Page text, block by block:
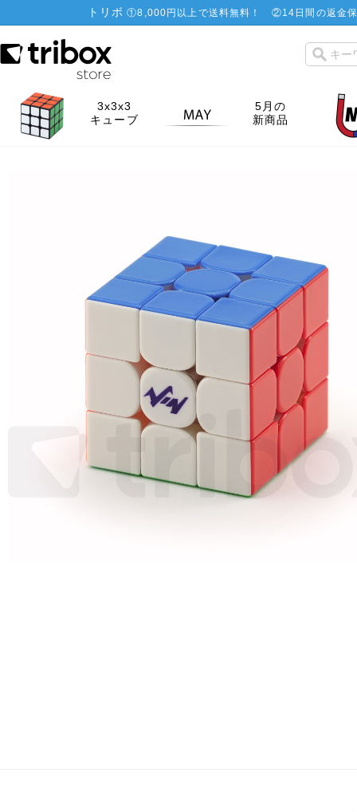
トリボ ①8,000円以上で送料無料！ ②14日間の返金
3x3x3
キューブ
5月の
新商品